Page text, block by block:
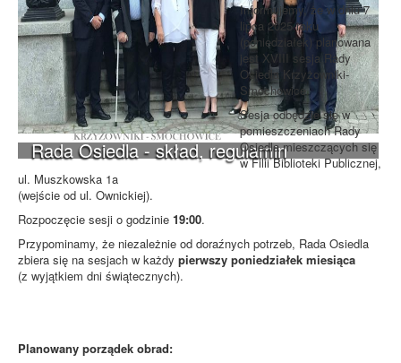
Rada Osiedla - skład, regulamin
Informujemy, że w dniu 7
lipca 2025 roku
(poniedziałek) planowana
jest XVIII sesja Rady
Osiedla Krzyżowniki-
Smochowice.
Sesja odbędzie się w
pomieszczeniach Rady
Osiedla mieszczących się
w Filii Biblioteki Publicznej,
ul. Muszkowska 1a
(wejście od ul. Ownickiej).
Rozpoczęcie sesji o godzinie 19:00.
Przypominamy, że niezależnie od doraźnych potrzeb, Rada Osiedla
zbiera się na sesjach w każdy pierwszy poniedziałek miesiąca
(z wyjątkiem dni świątecznych).
Planowany porządek obrad: